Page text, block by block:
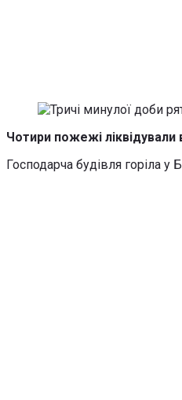
Чотири пожежі
Господарча будівля горіла